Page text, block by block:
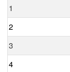
1
2
3
4